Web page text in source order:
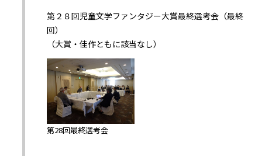
第２８回児童文学ファンタジー大賞最終選考会（最終
回）
（大賞・佳作ともに該当なし）
第28回最終選考会